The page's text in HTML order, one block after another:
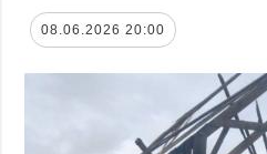
08.06.2026 20:00